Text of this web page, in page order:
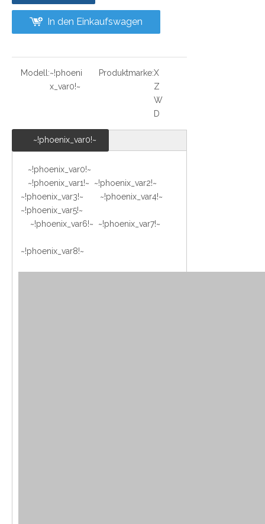
In den Einkaufswagen
Modell:~!phoeni
x_var0!~
Produktmarke:X
Z
W
D
~!phoenix_var0!~
~!phoenix_var0!~
~!phoenix_var1!~ ~!phoenix_var2!~
~!phoenix_var3!~ ~!phoenix_var4!~
~!phoenix_var5!~
~!phoenix_var6!~ ~!phoenix_var7!~
~!phoenix_var8!~